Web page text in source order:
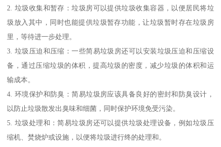
2. 垃圾收集和暂存：垃圾房可以提供垃圾收集容器，以便居民将垃
圾放入其中，同时也能提供垃圾暂存功能，让垃圾暂时存在垃圾房
里，等待进一步处理。
3. 垃圾压迫和压缩：一些简易垃圾房还可以安装垃圾压迫和压缩设
备，通过压缩垃圾的体积，提高垃圾的密度，减少垃圾的体积和运
输成本。
4. 环境保护和防臭：简易垃圾房应该具备良好的密封和防臭设计，
以防止垃圾散发出臭味和细菌，同时保护环境免受污染。
5. 垃圾处理和：简易垃圾房还可以提供垃圾处理设备，例如垃圾压
缩机、焚烧炉或设施，以便将垃圾进行终的处理和。